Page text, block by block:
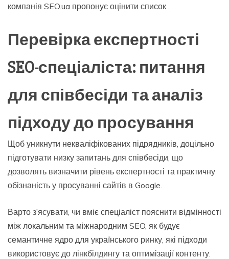
компанія SEO.ua пропонує оцінити список .
Перевірка експертності
SEO-спеціаліста: питання
для співбесіди та аналіз
підходу до просування
Щоб уникнути некваліфікованих підрядників, доцільно
підготувати низку запитань для співбесіди, що
дозволять визначити рівень експертності та практичну
обізнаність у просуванні сайтів в Google.
Варто з’ясувати, чи вміє спеціаліст пояснити відмінності
між локальним та міжнародним SEO, як будує
семантичне ядро для українського ринку, які підходи
використовує до лінкбілдингу та оптимізації контенту.